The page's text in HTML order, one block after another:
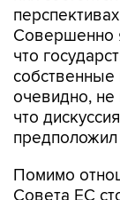
Совершенно
что
собственные
очевидно, не
что
предположил
Помимо